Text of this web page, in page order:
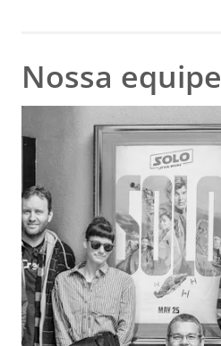
Nossa equipe